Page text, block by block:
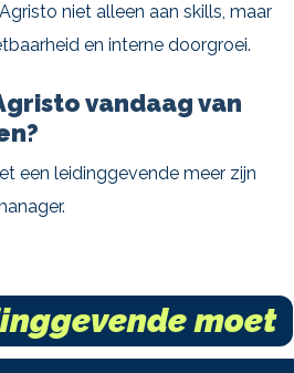
niet alleen aan skills, maar
en interne doorgroei.
vandaag van
een leidinggevende meer zijn
moet